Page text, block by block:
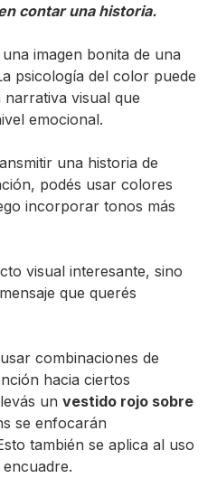
contar una historia.
imagen bonita de una
psicología del color puede
visual que
emocional.
una historia de
podés usar colores
incorporar tonos más
visual interesante, sino
que querés
combinaciones de
hacia ciertos
un vestido rojo sobre
se enfocarán
también se aplica al uso